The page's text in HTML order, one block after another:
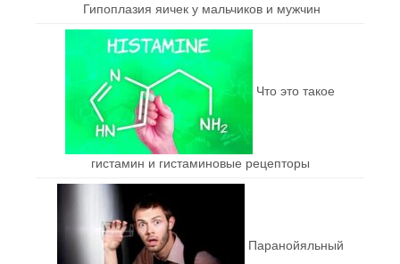
Гипоплазия яичек у мальчиков и мужчин
Что это такое
гистамин и гистаминовые рецепторы
Паранойяльный